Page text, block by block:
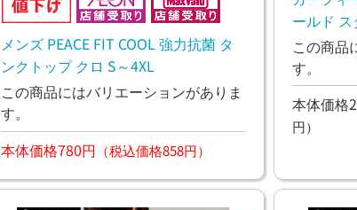
メンズ PEACE FIT COOL 強力抗菌 タ
ンクトップ クロ S～4XL
この商品にはバリエーションがありま
す。
本体価格780円 （税込価格858円）
ールド
この商品
す。
本体価格
円）